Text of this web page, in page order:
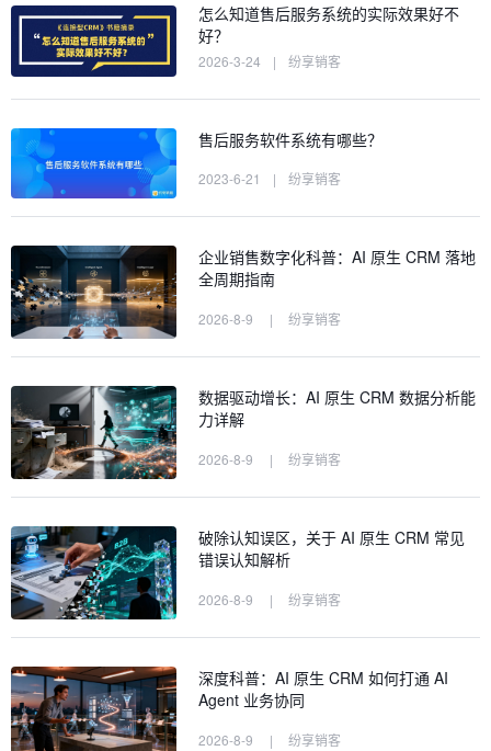
怎么知道售后服务系统的实际效果好不
好？
2026-3-24 | 纷享销客
售后服务软件系统有哪些？
2023-6-21 | 纷享销客
企业销售数字化科普：AI 原生 CRM 落地
全周期指南
2026-8-9 | 纷享销客
数据驱动增长：AI 原生 CRM 数据分析能
力详解
2026-8-9 | 纷享销客
破除认知误区，关于 AI 原生 CRM 常见
错误认知解析
2026-8-9 | 纷享销客
深度科普：AI 原生 CRM 如何打通 AI
Agent 业务协同
2026-8-9 | 纷享销客